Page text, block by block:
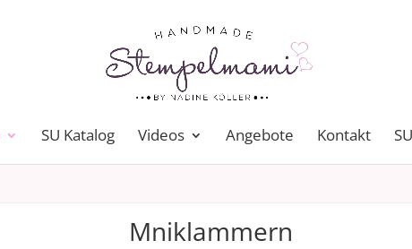
SU Katalog Videos Angebote Kontakt
Mniklammern